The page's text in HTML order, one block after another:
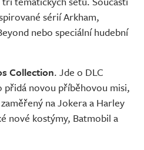
sérií Arkham,
nebo speciální hudební
Collection. Jde o DLC
přidá novou příběhovou misi,
na Jokera a Harley
nové kostýmy, Batmobil a